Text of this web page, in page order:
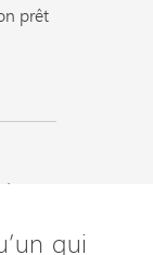
prêt
?
qui